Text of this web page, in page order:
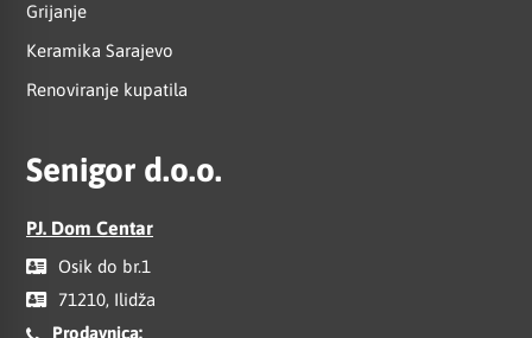
Grijanje
Keramika Sarajevo
Renoviranje kupatila
Senigor d.o.o.
PJ. Dom Centar
Osik do br.1
71210, Ilidža
Prodavnica: